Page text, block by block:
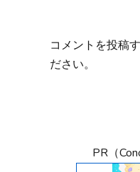
コメントを投稿
ださい。
PR（